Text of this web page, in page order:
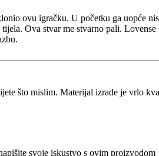
ovu igračku. U početku ga uopće
Ova stvar me stvarno pali.
što mislim. Materijal izrade je vrlo
svoje iskustvo s ovim proizvodom